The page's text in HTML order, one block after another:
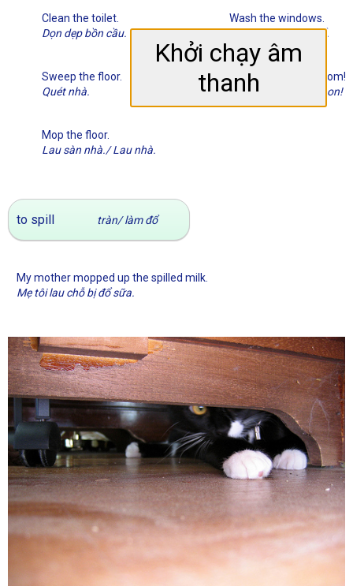
Clean the toilet.
Dọn dẹp bồn cầu.
Wash the windows.
Lau chùi các cửa sổ.
Sweep the floor.
Quét nhà.
Vacuum your bedroom!
Hút bụi phòng của con!
Mop the floor.
Lau sàn nhà./ Lau nhà.
to spill tràn/ làm đổ
My mother mopped up the spilled milk.
Mẹ tôi lau chỗ bị đổ sữa.
Khởi chạy âm
thanh